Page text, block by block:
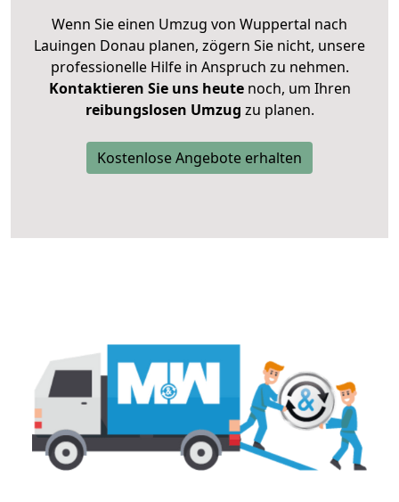
Wenn Sie einen Umzug von Wuppertal nach
Lauingen Donau planen, zögern Sie nicht, unsere
professionelle Hilfe in Anspruch zu nehmen.
Kontaktieren Sie uns heutenoch, um Ihren
reibungslosen Umzug zu planen.
Kostenlose Angebote erhalten